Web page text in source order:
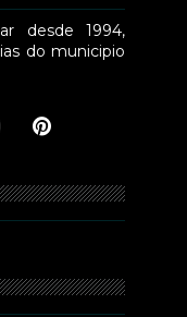
desde 1994,
do municipio